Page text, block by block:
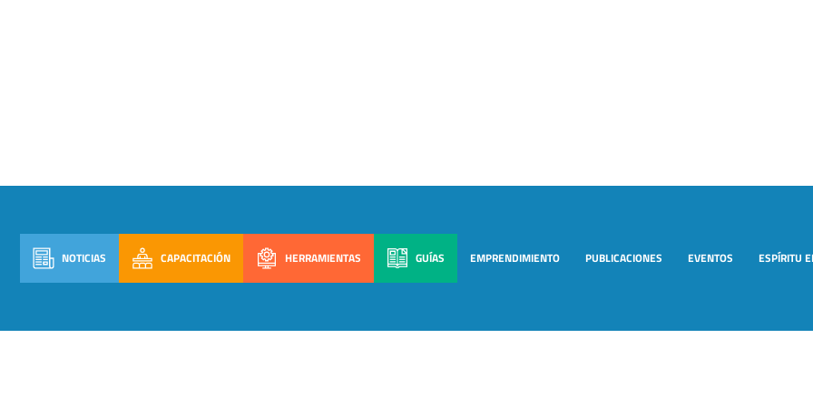
NOTICIAS CAPACITACIÓN HERRAMIENTAS GUÍAS EMPRENDIMIENTO PUBLICACIONES EVENTOS ESPÍRITU